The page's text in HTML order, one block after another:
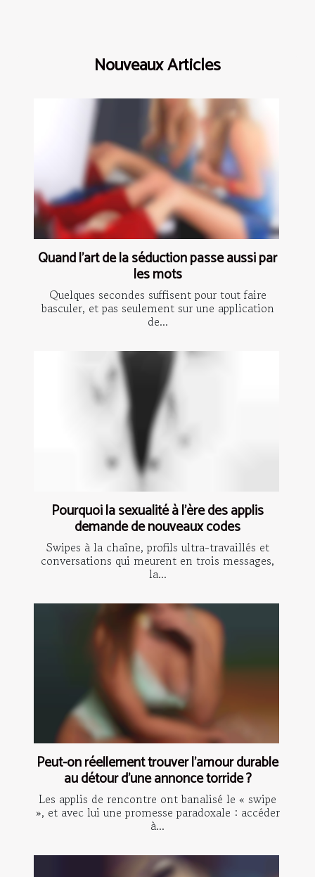
Nouveaux Articles
Quand l’art de la séduction passe aussi par
les mots
Quelques secondes suffisent pour tout faire
basculer, et pas seulement sur une application
de...
Pourquoi la sexualité à l’ère des applis
demande de nouveaux codes
Swipes à la chaîne, profils ultra-travaillés et
conversations qui meurent en trois messages,
la...
Peut-on réellement trouver l’amour durable
au détour d’une annonce torride ?
Les applis de rencontre ont banalisé le « swipe
», et avec lui une promesse paradoxale : accéder
à...